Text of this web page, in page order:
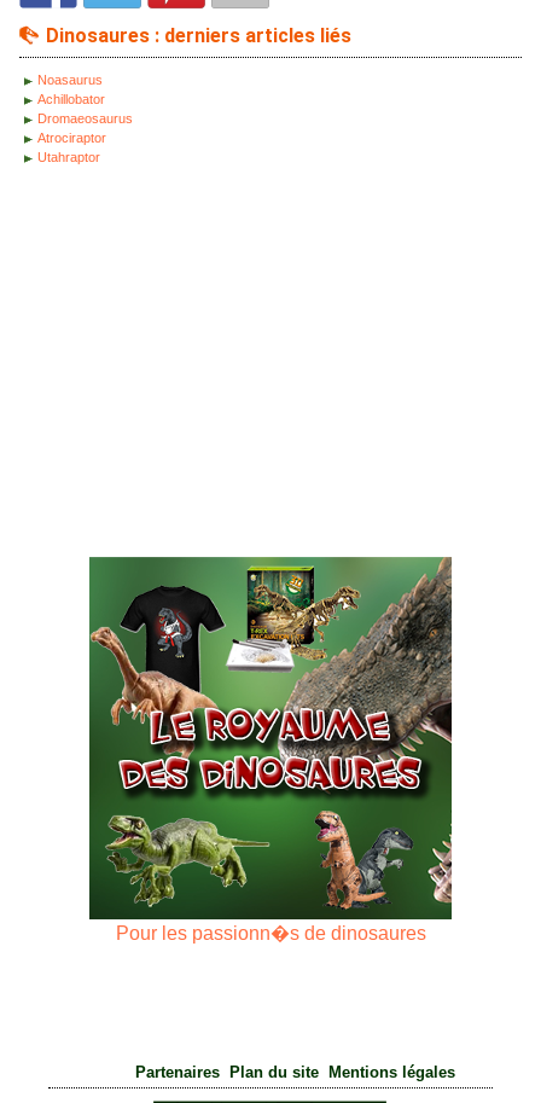
Dinosaures : derniers articles liés
Noasaurus
Achillobator
Dromaeosaurus
Atrociraptor
Utahraptor
Pour les passionn�s de dinosaures
Partenaires| Plan du site| Mentions légales